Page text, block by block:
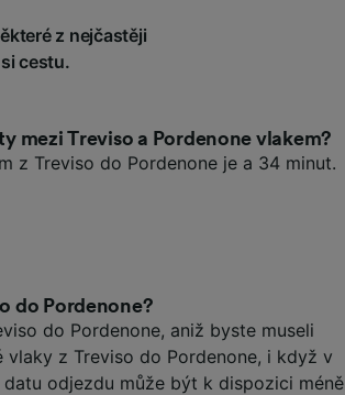
z nejčastěji
cestu.
mezi Treviso a Pordenone vlakem?
z Treviso do Pordenone je a 34 minut.
do Pordenone?
do Pordenone, aniž byste museli
z Treviso do Pordenone, i když v
odjezdu může být k dispozici méně